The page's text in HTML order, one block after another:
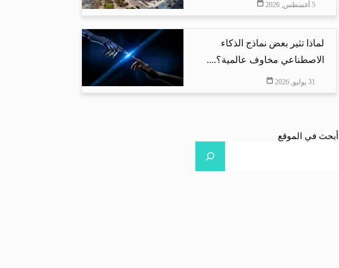
5 أغسطس, 2026
لماذا تثير بعض نماذج الذكاء
الاصطناعي مخاوف عالمية؟....
31 يوليو, 2026
أبحث في الموقع